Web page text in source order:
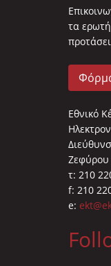
τα
Εθνικό
Ζεφύρου
τ: 210
f: 210
e: